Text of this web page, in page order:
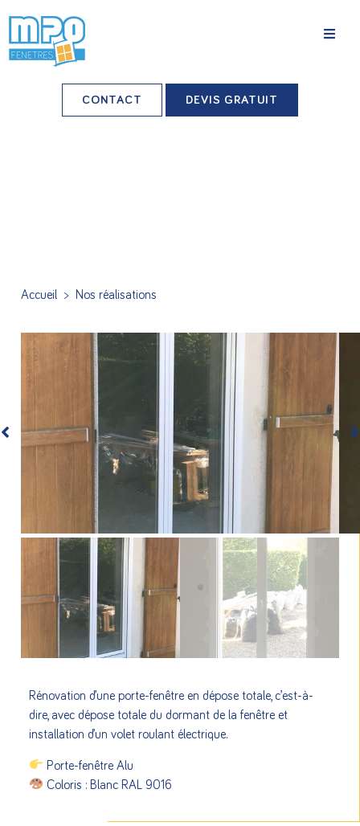
Nos agences
Nos produits
CONTACT DEVIS GRATUIT
Accueil > Nos réalisations
Rénovation d’une porte-fenêtre en dépose totale, c’est-à-
dire, avec dépose totale du dormant de la fenêtre et
installation d’un volet roulant électrique.
Porte-fenêtre Alu
Coloris : Blanc RAL 9016